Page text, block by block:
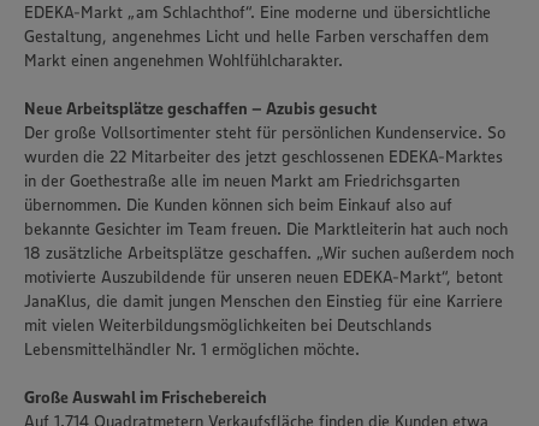
EDEKA-Markt „am Schlachthof“. Eine moderne und übersichtliche
Gestaltung, angenehmes Licht und helle Farben verschaffen dem
Markt einen angenehmen Wohlfühlcharakter.
Neue Arbeitsplätze geschaffen – Azubis gesucht
Der große Vollsortimenter steht für persönlichen Kundenservice. So
wurden die 22 Mitarbeiter des jetzt geschlossenen EDEKA-Marktes
in der Goethestraße alle im neuen Markt am Friedrichsgarten
übernommen. Die Kunden können sich beim Einkauf also auf
bekannte Gesichter im Team freuen. Die Marktleiterin hat auch noch
18 zusätzliche Arbeitsplätze geschaffen. „Wir suchen außerdem noch
motivierte Auszubildende für unseren neuen EDEKA-Markt“, betont
JanaKlus, die damit jungen Menschen den Einstieg für eine Karriere
mit vielen Weiterbildungsmöglichkeiten bei Deutschlands
Lebensmittelhändler Nr. 1 ermöglichen möchte.
Große Auswahl im Frischebereich
Auf 1.714 Quadratmetern Verkaufsfläche finden die Kunden etwa